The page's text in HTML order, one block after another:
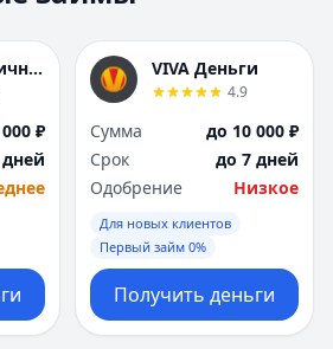
Н
Набережные Челны
Новокузнецк
Новосибирск
О
Омск
Оренбург
П
Пенза
Пермь
Н
Набережные
Новокузнецк
Новосибирск
О
Омск
Оренбург
П
Пенза
Пермь
Умные Наличные
₽
VIVA Деньги
4.9
Сумма
до 10 000 ₽
Срок
до 7 дней
Одобрение
Низкое
Для новых клиентов
Первый займ 0%
Получить деньги